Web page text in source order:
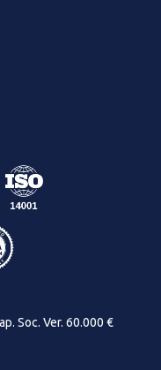
Soc. Ver. 60.000 €